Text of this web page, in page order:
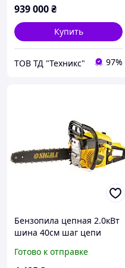
939 000₴
Купить
ТОВ ТД "Техникс" 97%
Бензопила цепная 2.0кВт
шина 40см шаг цепи
Готово к отправке